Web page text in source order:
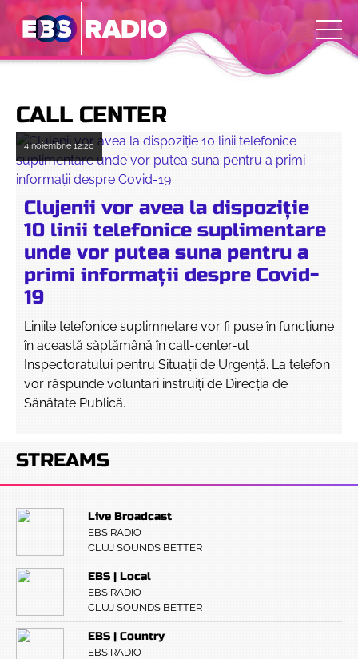
CALL CENTER
4 noiembrie 12:20
Clujenii vor avea la dispoziție
10 linii telefonice suplimentare
unde vor putea suna pentru a
primi informații despre Covid-
19
Liniile telefonice suplimnetare vor fi puse în funcțiune
în această săptămână în call-center-ul
Inspectoratului pentru Situații de Urgență. La telefon
vor răspunde voluntari instruiți de Direcția de
Sănătate Publică.
STREAMS
Live Broadcast
EBS RADIO
CLUJ SOUNDS BETTER
EBS | Local
EBS RADIO
CLUJ SOUNDS BETTER
EBS | Country
EBS RADIO